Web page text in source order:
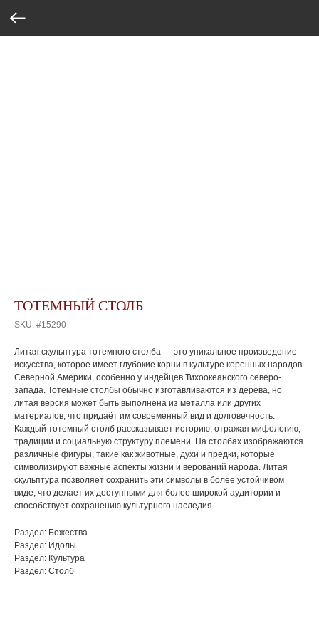
ТОТЕМНЫЙ СТОЛБ
SKU: #15290
Литая скульптура тотемного столба — это уникальное произведение
искусства, которое имеет глубокие корни в культуре коренных народов
Северной Америки, особенно у индейцев Тихоокеанского северо-
запада. Тотемные столбы обычно изготавливаются из дерева, но
литая версия может быть выполнена из металла или других
материалов, что придаёт им современный вид и долговечность.
Каждый тотемный столб рассказывает историю, отражая мифологию,
традиции и социальную структуру племени. На столбах изображаются
различные фигуры, такие как животные, духи и предки, которые
символизируют важные аспекты жизни и верований народа. Литая
скульптура позволяет сохранить эти символы в более устойчивом
виде, что делает их доступными для более широкой аудитории и
способствует сохранению культурного наследия.
Раздел: Божества
Раздел: Идолы
Раздел: Культура
Раздел: Столб